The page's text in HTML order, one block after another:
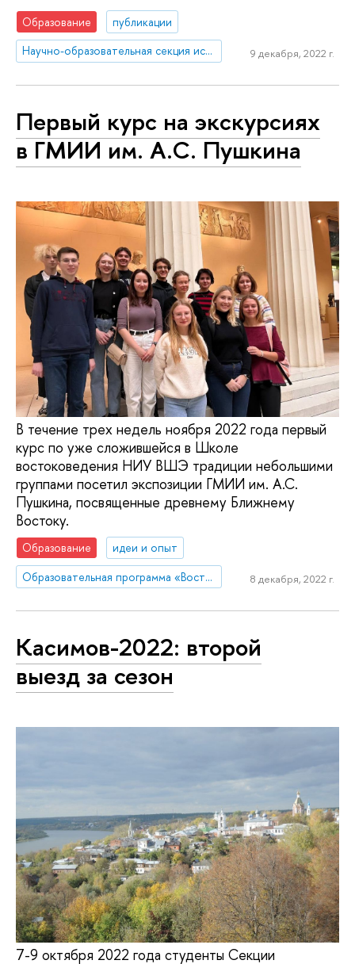
Образование
публикации
Научно-образовательная секция исследований Китая
9 декабря, 2022 г.
Первый курс на экскурсиях
в ГМИИ им. А.С. Пушкина
В течение трех недель ноября 2022 года первый
курс по уже сложившейся в Школе
востоковедения НИУ ВШЭ традиции небольшими
группами посетил экспозиции ГМИИ им. А.С.
Пушкина, посвященные древнему Ближнему
Востоку.
Образование
идеи и опыт
Образовательная программа «Востоковедение»
8 декабря, 2022 г.
Касимов-2022: второй
выезд за сезон
7-9 октября 2022 года студенты Секции